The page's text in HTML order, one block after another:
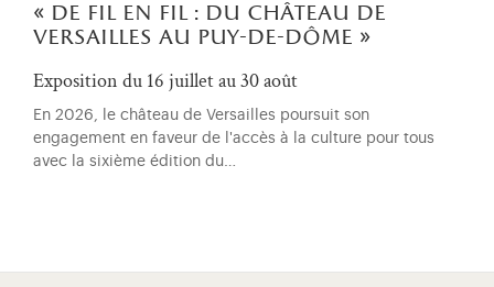
« de fil en fil : du château de
versailles au puy-de-dôme »
Exposition du 16 juillet au 30 août
En 2026, le château de Versailles poursuit son
engagement en faveur de l'accès à la culture pour tous
avec la sixième édition du…